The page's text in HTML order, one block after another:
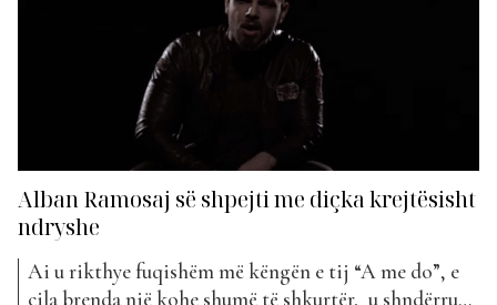
Alban Ramosaj së shpejti me diçka krejtësisht
ndryshe
Ai u rikthye fuqishëm më këngën e tij “A me do”, e
cila brenda një kohe shumë të shkurtër, u shndërrua